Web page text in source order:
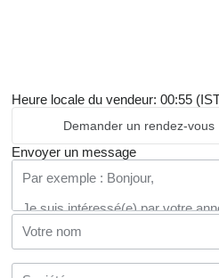
Heure locale du vendeur: 00:55
Demander un rendez-vous
Envoyer un message